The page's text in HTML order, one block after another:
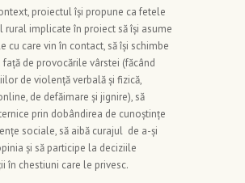
proiectul își propune ca fetele
rural implicate în proiect să își asume
cu care vin în contact, să își schimbe
de provocările vârstei (făcând
de violență verbală și fizică,
de defăimare și jignire), să
prin dobândirea de cunoștințe
sociale, să aibă curajul de a-și
și să participe la deciziile
în chestiuni care le privesc.